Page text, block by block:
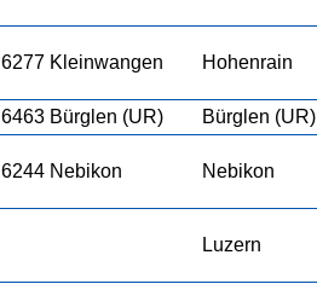
6277 Kleinwangen Hohenrain
6463 Bürglen (UR) Bürglen (UR)
6244 Nebikon Nebikon
Luzern